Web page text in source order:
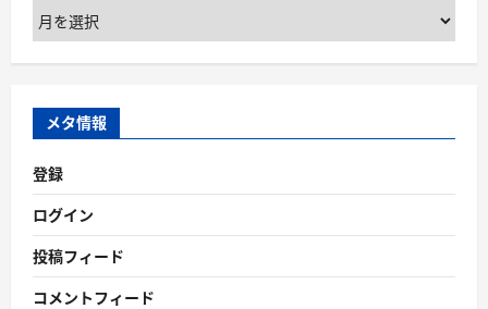
ア
ー
カ
ブ
メタ情報
登録
ログイン
投稿フィード
コメントフィード